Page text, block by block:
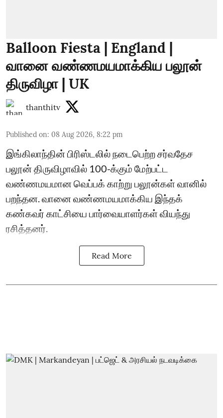
Balloon Fiesta | England |
வானை வண்ணமயமாக்கிய பலூன்
திருவிழா | UK
thanthitv
Published on: 08 Aug 2026, 8:22 pm
இங்கிலாந்தின் பிரிஸ்டலில் நடைபெற்ற சர்வதேச
பலூன் திருவிழாவில் 100-க்கும் மேற்பட்ட
வண்ணமயமான வெப்பக் காற்று பலூன்கள் வானில்
பறந்தன. வானை வண்ணமயமாக்கிய இந்தக்
கண்கவர் காட்சியை பார்வையாளர்கள் வியந்து
ரசித்தனர்.
Read More